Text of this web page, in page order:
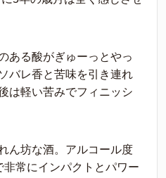
ある酸がぎゅーっとやっ
バレ香と苦味を引き連れ
は軽い苦みでフィニッシ
ん坊な酒。アルコール度
常にインパクトとパワー